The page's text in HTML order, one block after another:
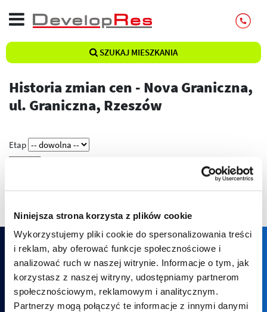
Niniejsza strona korzysta z plików cookie
Wykorzystujemy pliki cookie do spersonalizowania treści
i reklam, aby oferować funkcje społecznościowe i
analizować ruch w naszej witrynie. Informacje o tym, jak
korzystasz z naszej witryny, udostępniamy partnerom
społecznościowym, reklamowym i analitycznym.
Partnerzy mogą połączyć te informacje z innymi danymi
SZUKAJ MIESZKANIA
Historia zmian cen - Nova Graniczna,
ul. Graniczna, Rzeszów
Etap